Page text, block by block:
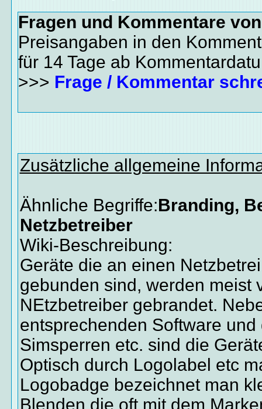
Fragen und Kommentare
Preisangaben in den
für 14 Tage ab
>>> Frage / Kommentar
Zusätzliche allgemeine
Ähnliche Begriffe:Branding,
Netzbetreiber
Wiki-Beschreibung:
Geräte die an einen
gebunden sind, werden meist
NEtzbetreiber gebrandet.
entsprechenden Software und
Simsperren etc. sind die
Optisch durch Logolabel etc
Logobadge bezeichnet man
Blenden die oft mit dem